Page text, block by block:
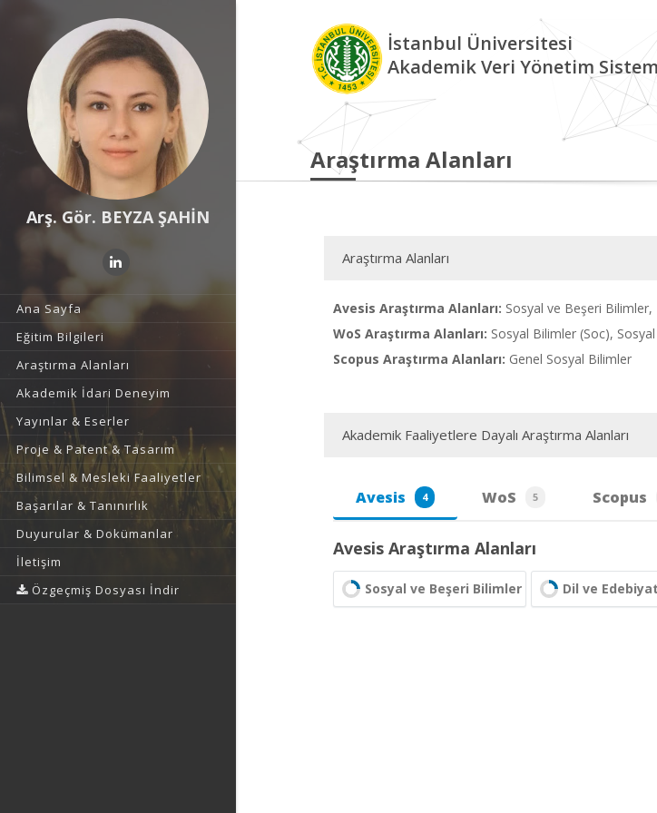
Arş. Gör. BEYZA ŞAHİN
Ana Sayfa
Eğitim Bilgileri
Araştırma Alanları
Akademik İdari Deneyim
Yayınlar & Eserler
Proje & Patent & Tasarım
Bilimsel & Mesleki Faaliyetler
Başarılar & Tanınırlık
Duyurular & Dokümanlar
İletişim
Özgeçmiş Dosyası İndir
İstanbul Üniversitesi
Akademik Veri Yönetim
Araştırma Alanları
Araştırma Alanları
Avesis Araştırma Alanları: Sosyal ve Beşeri Bilimler,
WoS Araştırma Alanları: Sosyal Bilimler (Soc),
Scopus Araştırma Alanları: Genel Sosyal Bilimler
Akademik Faaliyetlere Dayalı Araştırma Alanları
Avesis 4 WoS 5 Scopus
Avesis Araştırma Alanları
Sosyal ve Beşeri Bilimler Dil ve Edebiyat